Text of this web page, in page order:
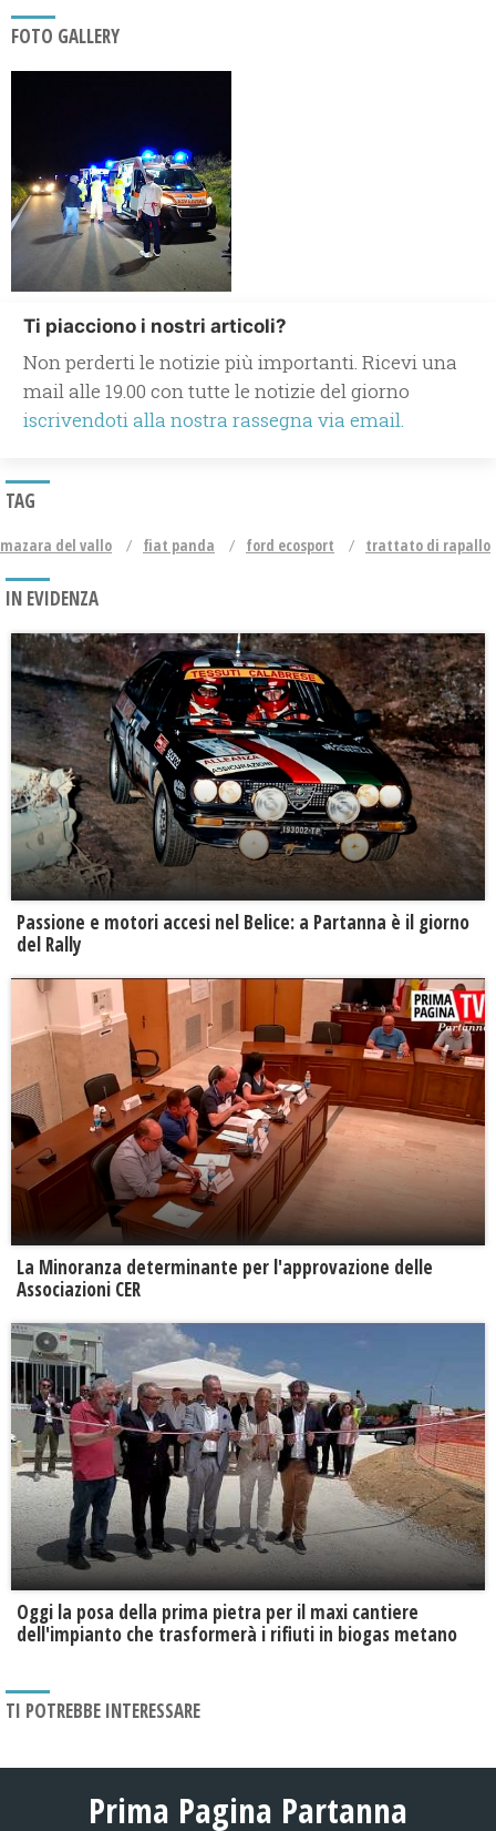
FOTO GALLERY
Ti piacciono i nostri articoli?
Non perderti le notizie più importanti. Ricevi una
mail alle 19.00 con tutte le notizie del giorno
iscrivendoti alla nostra rassegna via email.
TAG
mazara del vallo fiat panda ford ecosport trattato di rapallo
IN EVIDENZA
Passione e motori accesi nel Belice: a Partanna è il giorno
del Rally
La Minoranza determinante per l'approvazione delle
Associazioni CER
Oggi la posa della prima pietra per il maxi cantiere
dell'impianto che trasformerà i rifiuti in biogas metano
TI POTREBBE INTERESSARE
Prima Pagina Partanna